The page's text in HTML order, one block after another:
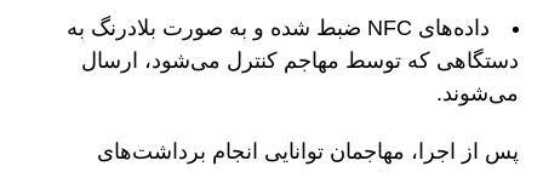
داده‌های NFC ضبط شده و به صورت بلادرنگ به
دستگاهی که توسط مهاجم کنترل می‌شود، ارسال
می‌شوند.
پس از اجرا، مهاجمان توانایی انجام برداشت‌های